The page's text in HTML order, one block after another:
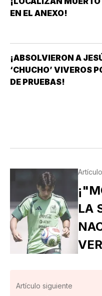
EN EL ANEXO!
¡ABSOLVIERON A
‘CHUCHO’ VIVEROS
DE PRUEBAS!
LA
Artículo siguiente